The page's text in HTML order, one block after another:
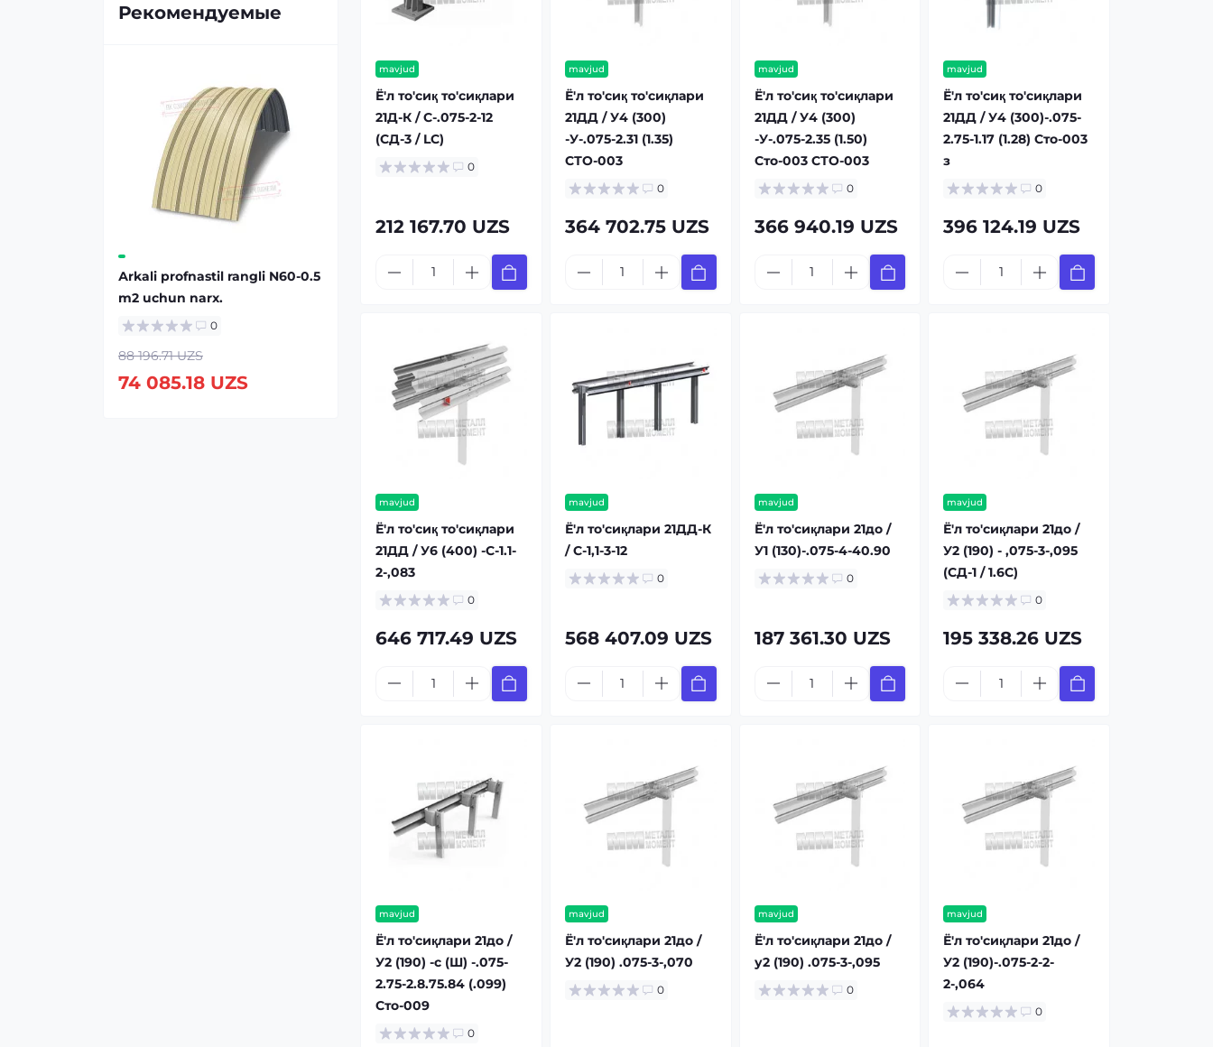
Рекомендуемые
Аrkali profnastil rangli N60-0.5
m2 uchun narx.
0
88 196.71 UZS
74 085.18 UZS
mavjud
Ё'л то'сиқ то'сиқлари
21Д-К / С-.075-2-12
(СД-3 / LC)
0
212 167.70 UZS
mavjud
Ё'л то'сиқ то'сиқлари
21ДД / У4 (300)
-У-.075-2.31 (1.35)
СТО-003
0
364 702.75 UZS
mavjud
Ё'л то'сиқ то'сиқлари
21ДД / У4 (300)
-У-.075-2.35 (1.50)
Сто-003 СТО-003
0
366 940.19 UZS
mavjud
Ё'л то'сиқ то'сиқлари
21ДД / У4 (300)-.075-
2.75-1.17 (1.28) Сто-003
з
0
396 124.19 UZS
mavjud
Ё'л то'сиқ то'сиқлари
21ДД / У6 (400) -С-1.1-
2-,083
0
646 717.49 UZS
mavjud
Ё'л то'сиқлари 21ДД-К
/ С-1,1-3-12
0
568 407.09 UZS
mavjud
Ё'л то'сиқлари 21до /
У1 (130)-.075-4-40.90
0
187 361.30 UZS
mavjud
Ё'л то'сиқлари 21до /
У2 (190) - ,075-3-,095
(СД-1 / 1.6C)
0
195 338.26 UZS
mavjud
Ё'л то'сиқлари 21до /
У2 (190) -с (Ш) -.075-
2.75-2.8.75.84 (.099)
Сто-009
0
mavjud
Ё'л то'сиқлари 21до /
У2 (190) .075-3-,070
0
mavjud
Ё'л то'сиқлари 21до /
у2 (190) .075-3-,095
0
mavjud
Ё'л то'сиқлари 21до /
У2 (190)-.075-2-2-
2-,064
0